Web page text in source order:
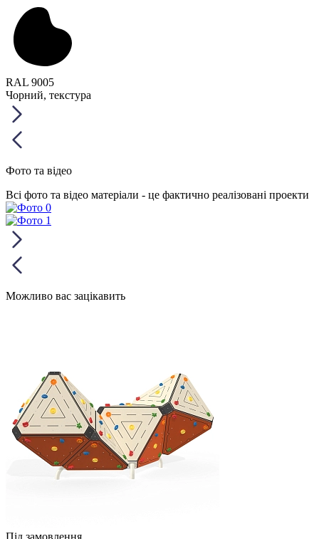
RAL 9005
Чорний, текстура
Фото та відео
Всі фото та відео матеріали - це фактично реалізовані проекти
Можливо вас зацікавить